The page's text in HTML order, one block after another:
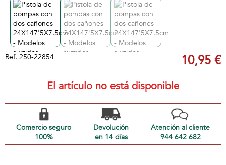
Ref. 250-22854 10,95 €
El artículo no está disponible
Comercio seguro
100%
Devolución
en 14 días
Atención al cliente
944 642 682